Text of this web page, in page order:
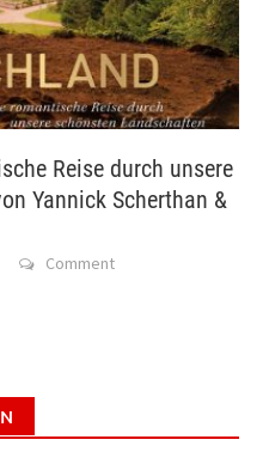
Reise durch unsere
Yannick Scherthan &
Comment